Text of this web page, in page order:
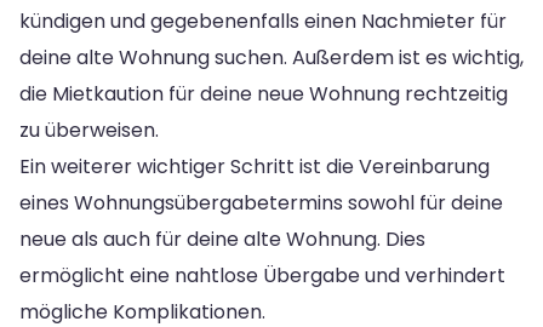
kündigen und gegebenenfalls einen Nachmieter für
deine alte Wohnung suchen. Außerdem ist es wichtig,
die Mietkaution für deine neue Wohnung rechtzeitig
zu überweisen.
Ein weiterer wichtiger Schritt ist die Vereinbarung
eines Wohnungsübergabetermins sowohl für deine
neue als auch für deine alte Wohnung. Dies
ermöglicht eine nahtlose Übergabe und verhindert
mögliche Komplikationen.